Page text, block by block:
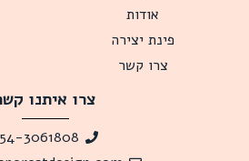
אודות
פינת יצירה
צרו קשר
צרו איתנו
3061808